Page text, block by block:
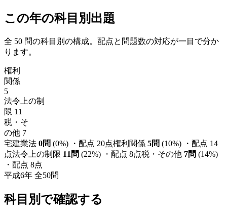
この年の科目別出題
全 50 問の科目別の構成。配点と問題数の対応が一目で分か
ります。
権利
関係
5
法令上の制
限 11
税・そ
の他 7
宅建業法 0問 (0%) ・配点 20点権利関係 5問 (10%) ・配点 14
点法令上の制限 11 問 (22%) ・配点 8点税・その他 7問 (14%)
・配点 8点
平成6年 全50問
科目別で確認する